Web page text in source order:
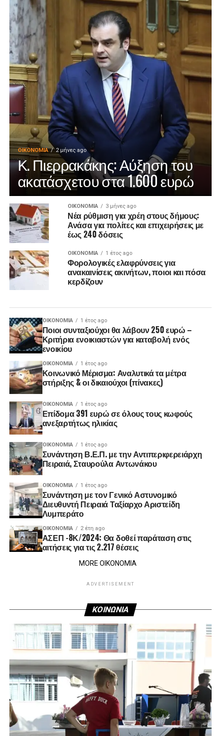
ΟΙΚΟΝΟΜΊΑ 2 μήνες ago
Κ. Πιερρακάκης: Αύξηση του
ακατάσχετου στα 1.600 ευρώ
ΟΙΚΟΝΟΜΊΑ 3 μήνες ago
Νέα ρύθμιση για χρέη στους δήμους:
Ανάσα για πολίτες και επιχειρήσεις με
έως 240 δόσεις
ΟΙΚΟΝΟΜΊΑ 1 έτος ago
Φορολογικές ελαφρύνσεις για
ανακαινίσεις ακινήτων, ποιοι και πόσα
κερδίζουν
ΟΙΚΟΝΟΜΊΑ 1 έτος ago
Ποιοι συνταξιούχοι θα λάβουν 250 ευρώ –
Κριτήρια ενοικιαστών για καταβολή ενός
ενοικίου
ΟΙΚΟΝΟΜΊΑ 1 έτος ago
Κοινωνικό Μέρισμα: Αναλυτικά τα μέτρα
στήριξης & οι δικαιούχοι (πίνακες)
ΟΙΚΟΝΟΜΊΑ 1 έτος ago
Επίδομα 391 ευρώ σε όλους τους κωφούς
ανεξαρτήτως ηλικίας
ΟΙΚΟΝΟΜΊΑ 1 έτος ago
Συνάντηση Β.Ε.Π. με την Αντιπεριφερειάρχη
Πειραιά, Σταυρούλα Αντωνάκου
ΟΙΚΟΝΟΜΊΑ 1 έτος ago
Συνάντηση με τον Γενικό Αστυνομικό
Διευθυντή Πειραιά Ταξίαρχο Αριστείδη
Λυμπεράτο
ΟΙΚΟΝΟΜΊΑ 2 έτη ago
ΑΣΕΠ -8Κ/2024: Θα δοθεί παράταση στις
αιτήσεις για τις 2.217 θέσεις
MORE ΟΙΚΟΝΟΜΙΑ
ADVERTISEMENT
ΚΟΙΝΩΝΙΑ